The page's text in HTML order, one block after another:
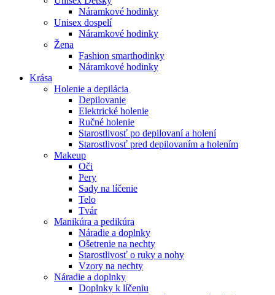
Náramkové hodinky
Unisex dospelí
Náramkové hodinky
Žena
Fashion smarthodinky
Náramkové hodinky
Krása
Holenie a depilácia
Depilovanie
Elektrické holenie
Ručné holenie
Starostlivosť po depilovaní a holení
Starostlivosť pred depilovaním a holením
Makeup
Oči
Pery
Sady na líčenie
Telo
Tvár
Manikúra a pedikúra
Náradie a doplnky
Ošetrenie na nechty
Starostlivosť o ruky a nohy
Vzory na nechty
Náradie a doplnky
Doplnky k líčeniu